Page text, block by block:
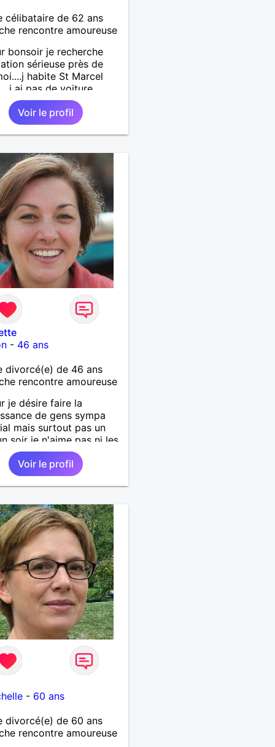
célibataire de 62 ans
rencontre amoureuse
bonsoir je recherche
sérieuse près de
habite St Marcel
ai pas de voiture
quelqu'un qui aurait
et 64 ans...sans enfants
même adultes et
garder aucun
vous correspondez à ma
ecrivez moi je vous
Voir le profil
- 46 ans
divorcé(e) de 46 ans
rencontre amoureuse
je désire faire la
de gens sympa
mais surtout pas un
soir je n'aime pas ni les
ni les pervers.
Voir le profil
- 60 ans
divorcé(e) de 60 ans
rencontre amoureuse